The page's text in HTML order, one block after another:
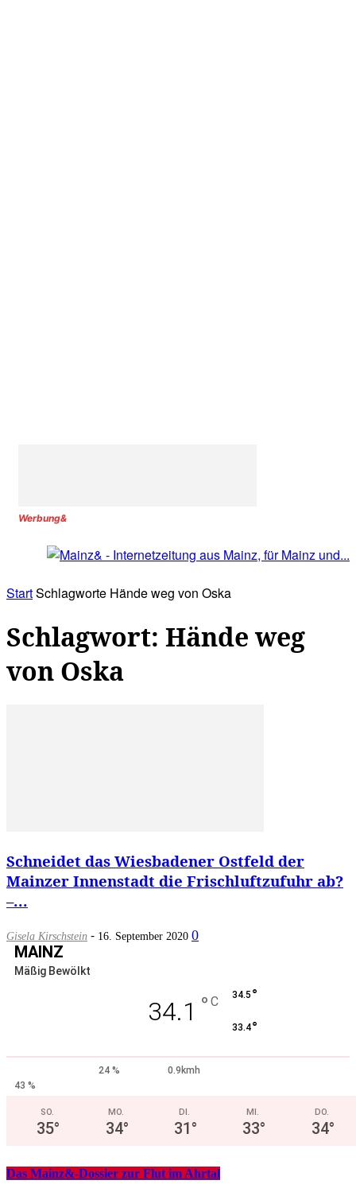
Werbung&
StartSchlagworte Hände weg von Oska
Schlagwort: Hände weg
von Oska
Schneidet das Wiesbadener Ostfeld der
Mainzer Innenstadt die Frischluftzufuhr ab?
–...
Gisela Kirschstein - 16. September 2020 0
MAINZ
Mäßig Bewölkt
34.1 ° C 34.5 °
33.4°
24 %
0.9kmh
43 %
SO.
35°
MO.
34°
DI.
31°
MI.
33°
DO.
34°
Das Mainz&-Dossier zur Flut im Ahrtal